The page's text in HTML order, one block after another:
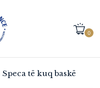
0
Speca të kuq baskë